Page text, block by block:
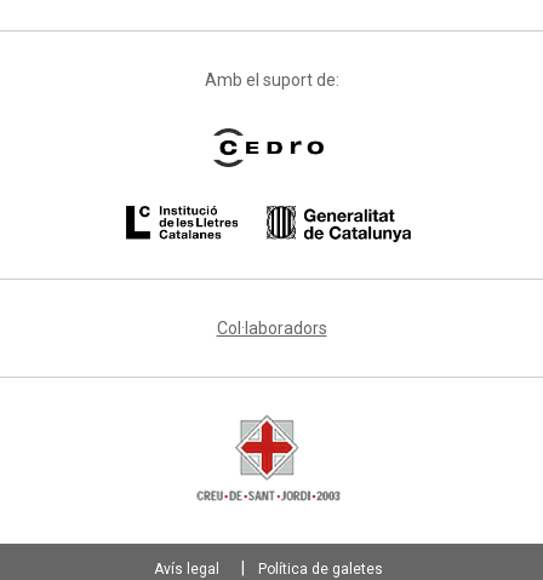
Amb el suport de:
Col·laboradors
Avís legal Política de galetes